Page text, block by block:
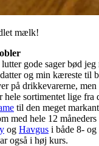
mælk!
gode sager bød
og min kæreste til
på drikkevarerne,
hele sortimentet lige fra
til den meget
med hele 12
og Havgus i både 8- og
også i høj kurs.